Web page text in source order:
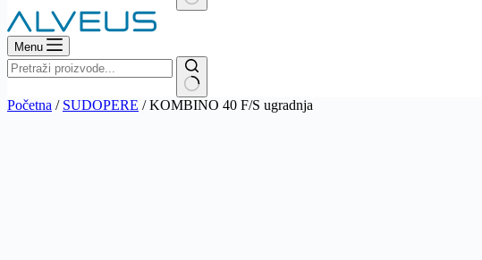
No
results
Menu
No
Početna / SUDOPERE / KOMBINO 40 F/S ugradnja